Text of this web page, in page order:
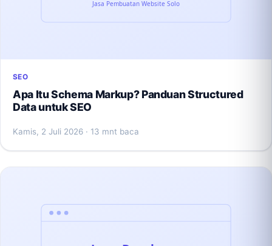
SEO
Apa Itu Schema Markup? Panduan Structured
Data untuk SEO
Kamis, 2 Juli 2026 · 13 mnt baca